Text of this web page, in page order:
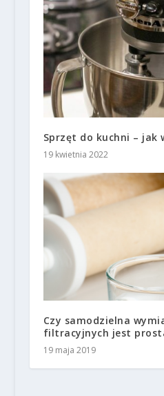
Sprzęt do kuchni – jak
19 kwietnia 2022
Czy samodzielna
filtracyjnych jest
19 maja 2019